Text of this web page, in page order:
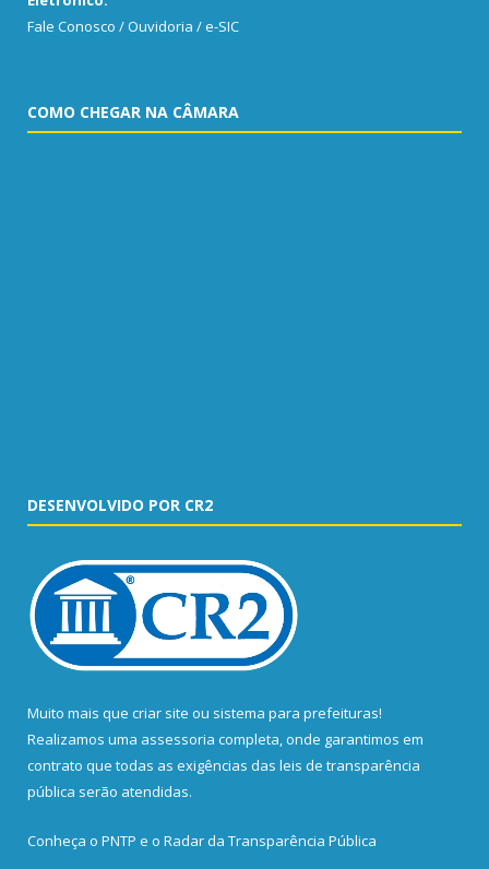
Fale Conosco / Ouvidoria / e-SIC
COMO CHEGAR NA CÂMARA
DESENVOLVIDO POR CR2
Muito mais que criar site ou sistema para prefeituras!
Realizamos uma assessoria completa, onde garantimos em
contrato que todas as exigências das leis de transparência
pública serão atendidas.
Conheça o PNTP e o Radar da Transparência Pública